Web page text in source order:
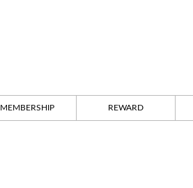
MEMBERSHIP REWARD